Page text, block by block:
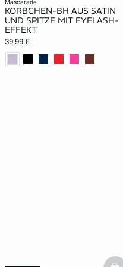
mascarade
KÖRBCHEN-BH AUS SATIN
UND SPITZE MIT EYELASH-
EFFEKT
39,99 €